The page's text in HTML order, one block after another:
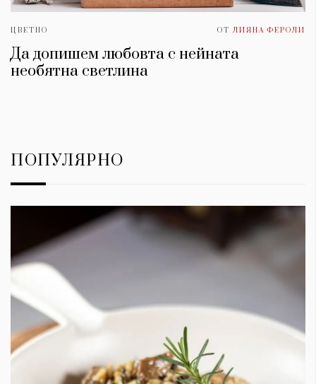
ЦВЕТНО ОТ ЛИЯНА ФЕРОЛИ
Да допишем любовта с нейната
необятна светлина
ПОПУЛЯРНО